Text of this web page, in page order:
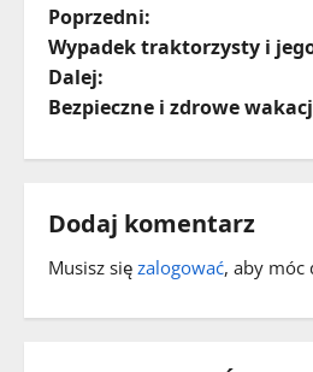
Z
o
b
a
c
z
w
Poprzedni:
Wypadek traktorzysty i
Dalej:
Bezpieczne i zdrowe
Dodaj komentarz
Musisz się zalogować, aby móc